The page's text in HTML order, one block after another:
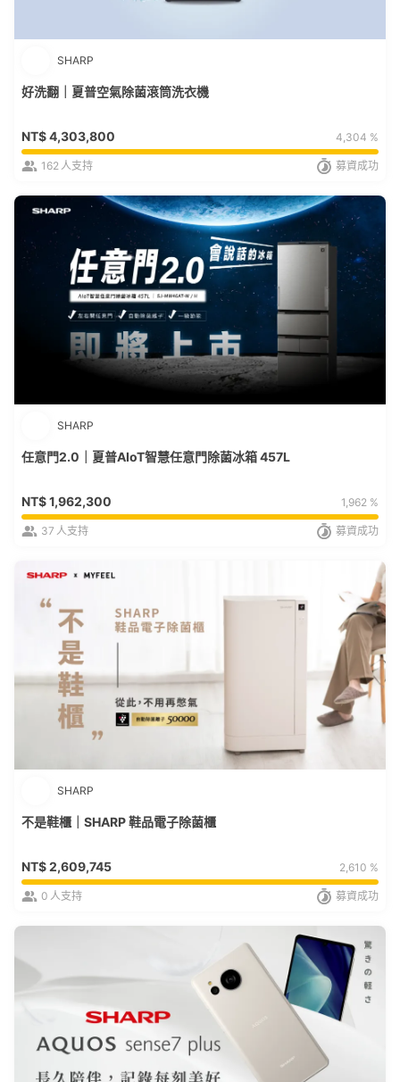
SHARP
好洗翻｜夏普空氣除菌滾筒洗衣機
NT$4,303,800 4,304 %
162 人支持 募資成功
SHARP
任意門2.0｜夏普AIoT智慧任意門除菌冰箱 457L
NT$1,962,300 1,962 %
37 人支持 募資成功
SHARP
不是鞋櫃｜SHARP 鞋品電子除菌櫃
NT$2,609,745 2,610 %
0 人支持 募資成功